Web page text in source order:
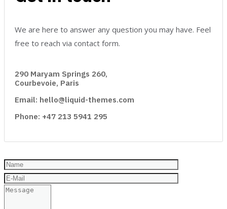
We are here to answer any question you may have. Feel
free to reach via contact form.
290 Maryam Springs 260,
Courbevoie, Paris
Email: hello@liquid-themes.com
Phone: +47 213 5941 295